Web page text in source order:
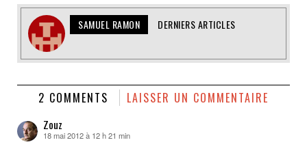
SAMUEL RAMON DERNIERS ARTICLES
2 COMMENTS LAISSER UN COMMENTAIRE
Zouz
dit :
18 mai 2012 à 12 h 21 min